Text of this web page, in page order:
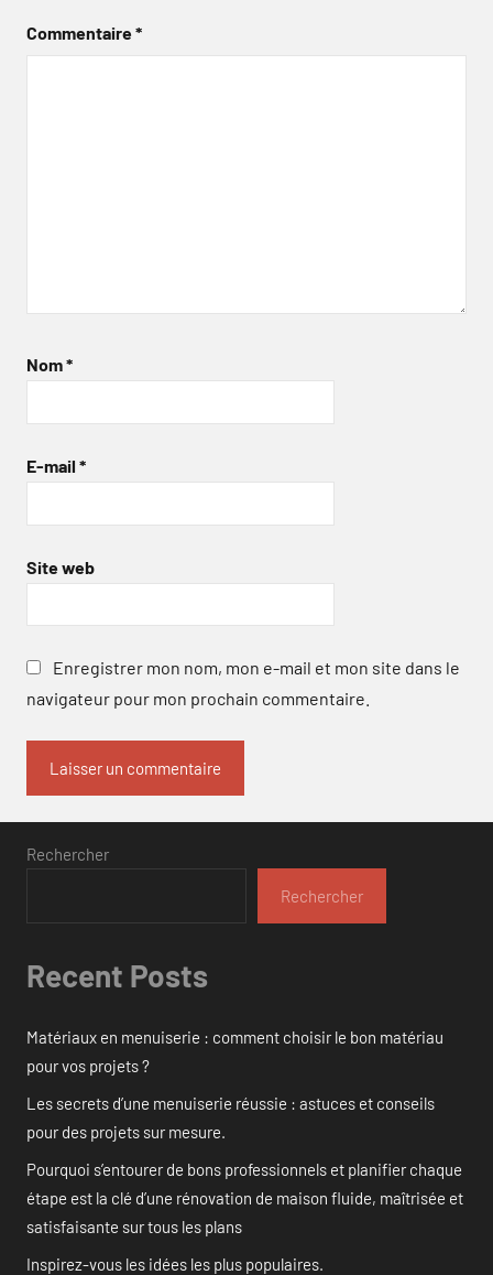
Commentaire*
Nom*
E-mail *
Site web
Enregistrer mon nom, mon e-mail et mon site dans le
navigateur pour mon prochain commentaire.
Rechercher
Rechercher
Recent Posts
Matériaux en menuiserie : comment choisir le bon matériau
pour vos projets ?
Les secrets d’une menuiserie réussie : astuces et conseils
pour des projets sur mesure.
Pourquoi s’entourer de bons professionnels et planifier chaque
étape est la clé d’une rénovation de maison fluide, maîtrisée et
satisfaisante sur tous les plans
Inspirez-vous les idées les plus populaires.